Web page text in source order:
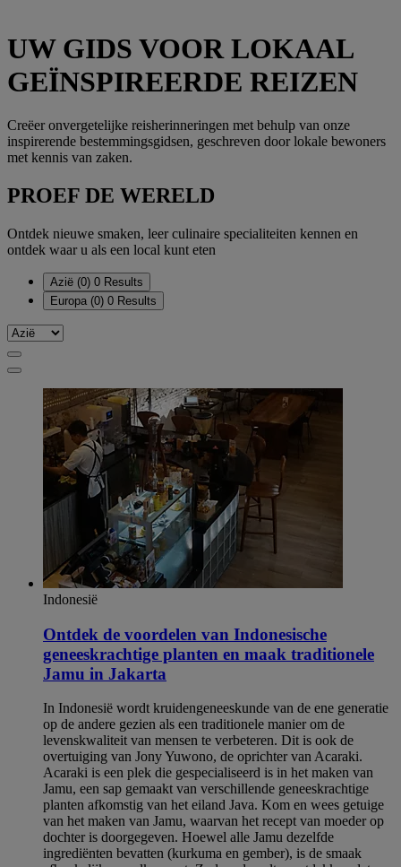
UW GIDS VOOR LOKAAL
GEÏNSPIREERDE REIZEN
Creëer onvergetelijke reisherinneringen met behulp van onze
inspirerende bestemmingsgidsen, geschreven door lokale bewoners
met kennis van zaken.
PROEF DE WERELD
Ontdek nieuwe smaken, leer culinaire specialiteiten kennen en
ontdek waar u als een local kunt eten
Azië (0) 0 Results
Europa (0) 0 Results
Indonesië
Ontdek de voordelen van Indonesische
geneeskrachtige planten en maak traditionele
Jamu in Jakarta
In Indonesië wordt kruidengeneeskunde van de ene generatie
op de andere gezien als een traditionele manier om de
levenskwaliteit van mensen te verbeteren. Dit is ook de
overtuiging van Jony Yuwono, de oprichter van Acaraki.
Acaraki is een plek die gespecialiseerd is in het maken van
Jamu, een sap gemaakt van verschillende geneeskrachtige
planten afkomstig van het eiland Java. Kom en wees getuige
van het maken van Jamu, waarvan het recept van moeder op
dochter is doorgegeven. Hoewel alle Jamu dezelfde
ingrediënten bevatten (kurkuma en gember), is de smaak